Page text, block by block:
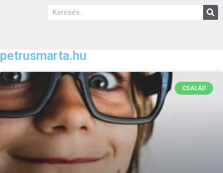
petrusmarta.hu
CSALÁD